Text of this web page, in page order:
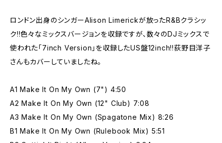
ロンドン出身のシンガーAlison Limerickが放ったR&Bクラシッ
ク!!色々なミックスバージョンを収録ですが、数々のDJミックスで
使われた「7inch Version」を収録したUS盤12inch!!荻野目洋子
さんもカバーしていましたね。
A1 Make It On My Own (7") 4:50
A2 Make It On My Own (12" Club) 7:08
A3 Make It On My Own (Spagatone Mix) 8:26
B1 Make It On My Own (Rulebook Mix) 5:51